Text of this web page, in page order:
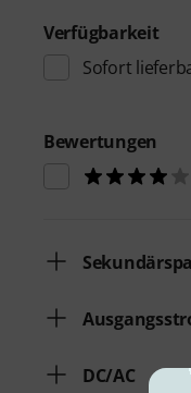
Verfügbarkeit
Sofort
Bewertungen
DC/AC